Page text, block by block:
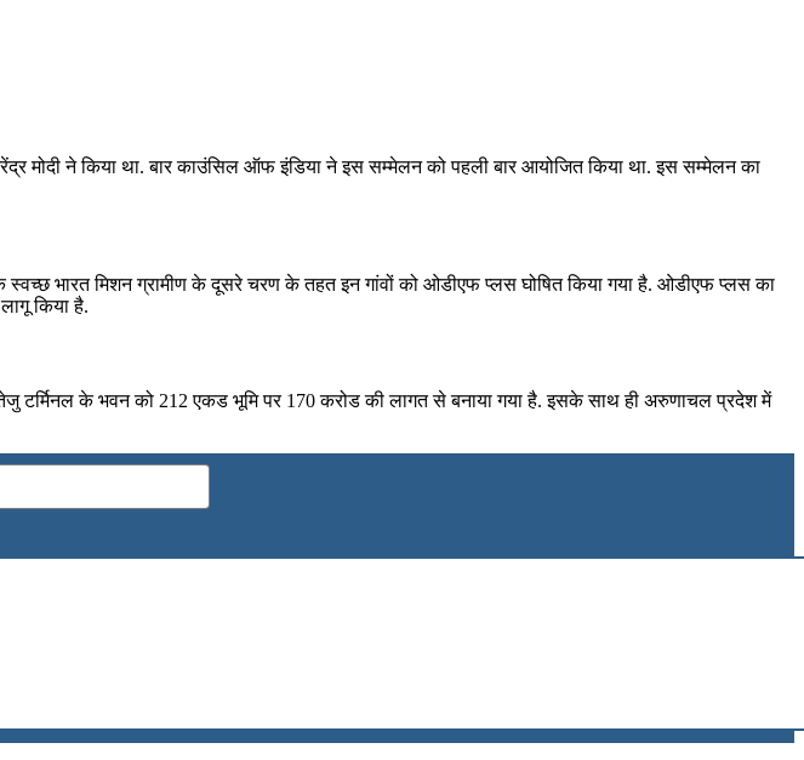
मोदी ने किया था. बार काउंसिल ऑफ इंडिया ने इस सम्मेलन को पहली बार आयोजित किया था. इस सम्मेलन का
भारत मिशन ग्रामीण के दूसरे चरण के तहत इन गांवों को ओडीएफ प्लस घोषित किया गया है. ओडीएफ प्लस का
किया है.
टर्मिनल के भवन को 212 एकड भूमि पर 170 करोड की लागत से बनाया गया है. इसके साथ ही अरुणाचल प्रदेश में